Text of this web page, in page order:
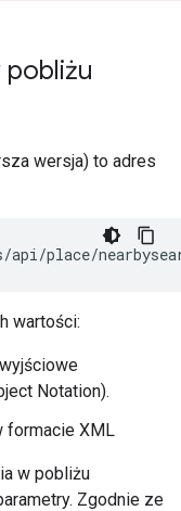
pobliżu
wersja) to adres
api/place/
wartości:
Notation).
formacie XML
w pobliżu
Zgodnie ze